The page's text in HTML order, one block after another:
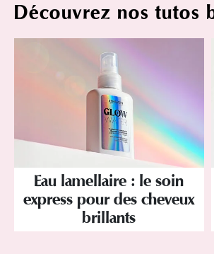
Découvrez nos tutos
Eau lamellaire : le soin
express pour des cheveux
brillants